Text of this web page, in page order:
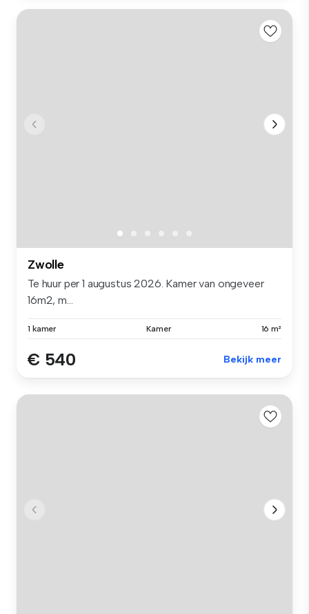
Zwolle
Te huur per 1 augustus 2026. Kamer van ongeveer
16m2, m...
1 kamer Kamer 16 m²
€ 540 Bekijk meer